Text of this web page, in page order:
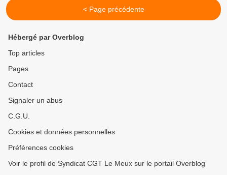
< Page précédente
Hébergé par Overblog
Top articles
Pages
Contact
Signaler un abus
C.G.U.
Cookies et données personnelles
Préférences cookies
Voir le profil de Syndicat CGT Le Meux sur le portail Overblog